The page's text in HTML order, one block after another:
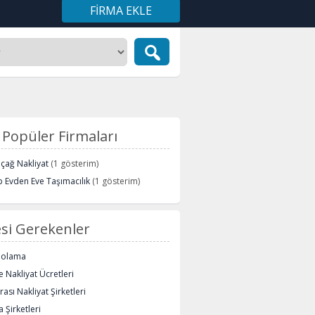
FIRMA EKLE
Firmaları
Nakliyat (1 gösterim)
Eve Taşımacılık (1 gösterim)
Gerekenler
Nakliyat Ücretleri
Nakliyat Şirketleri
Şirketleri